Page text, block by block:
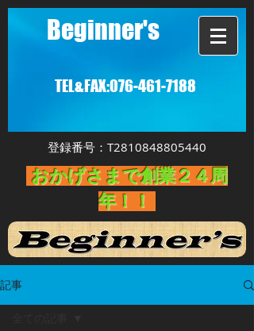
Beginner's
TEL&FAX:076-461-7188
登録番号：T2810848805440
おかげさまで創業２４周
年！！
記事